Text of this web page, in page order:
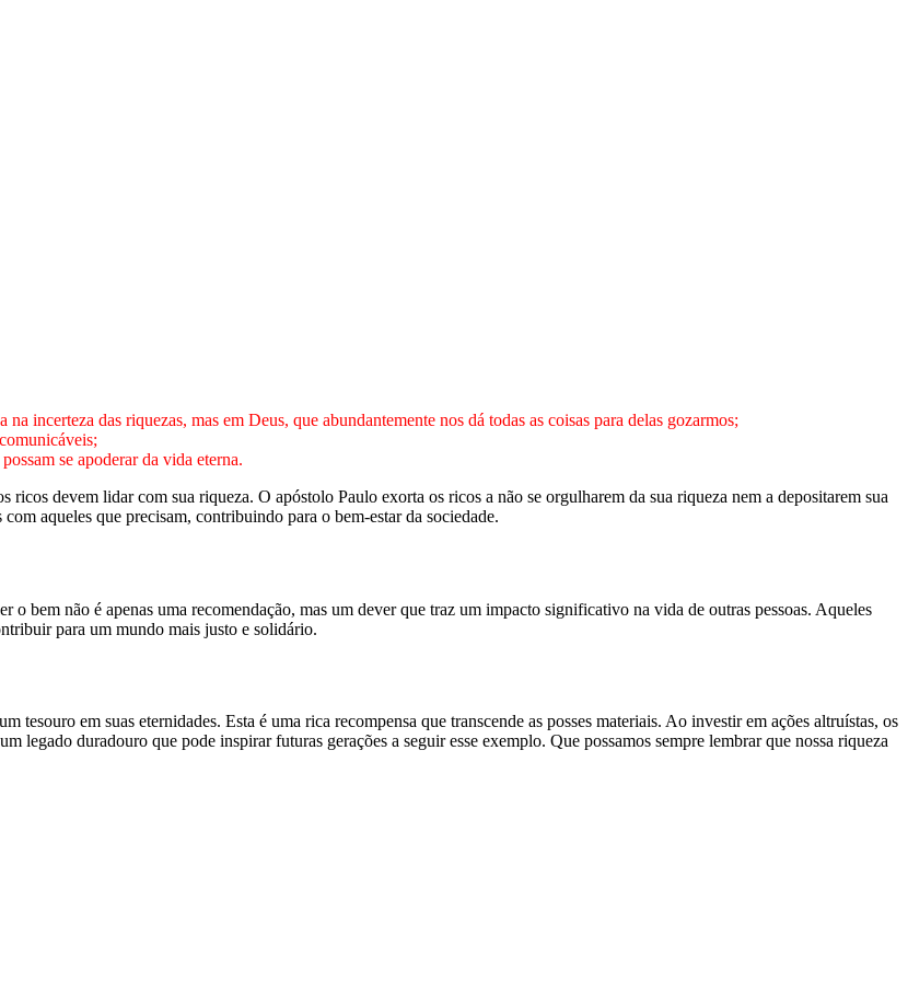
incerteza das riquezas, mas em Deus, que abundantemente nos dá todas as coisas para delas gozarmos;
se apoderar da vida eterna.
devem lidar com sua riqueza. O apóstolo Paulo exorta os ricos a não se orgulharem da sua riqueza nem a depositarem sua
aqueles que precisam, contribuindo para o bem-estar da sociedade.
bem não é apenas uma recomendação, mas um dever que traz um impacto significativo na vida de outras pessoas. Aqueles
para um mundo mais justo e solidário.
tesouro em suas eternidades. Esta é uma rica recompensa que transcende as posses materiais. Ao investir em ações altruístas, os
legado duradouro que pode inspirar futuras gerações a seguir esse exemplo. Que possamos sempre lembrar que nossa riqueza